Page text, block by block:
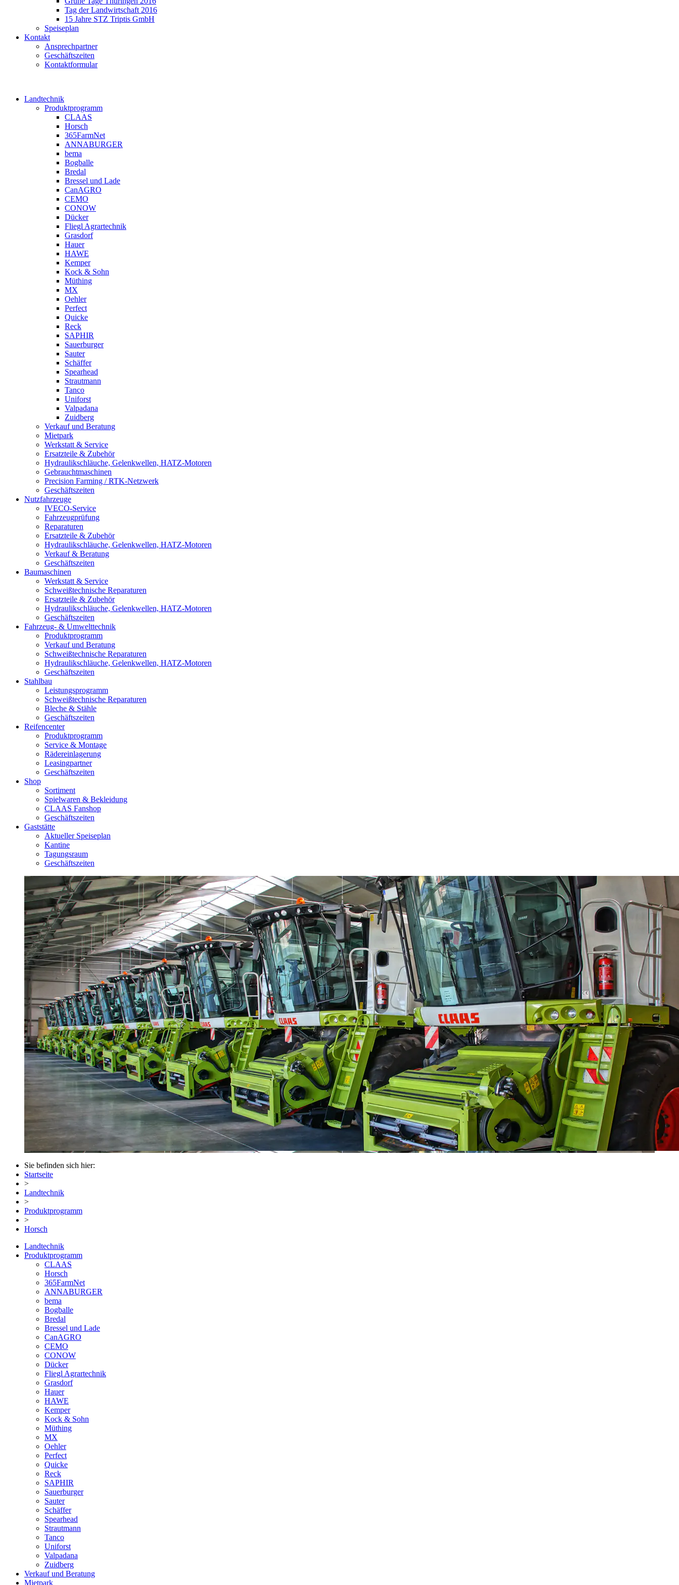
Tag der Landwirtschaft 2016
15 Jahre STZ Triptis GmbH
Speiseplan
Kontakt
Ansprechpartner
Geschäftszeiten
Kontaktformular
Landtechnik
Produktprogramm
CLAAS
Horsch
365FarmNet
ANNABURGER
bema
Bogballe
Bredal
Bressel und Lade
CanAGRO
CEMO
CONOW
Dücker
Fliegl Agrartechnik
Grasdorf
Hauer
HAWE
Kemper
Kock & Sohn
Müthing
MX
Oehler
Perfect
Quicke
Reck
SAPHIR
Sauerburger
Sauter
Schäffer
Spearhead
Strautmann
Tanco
Uniforst
Valpadana
Zuidberg
Verkauf und Beratung
Mietpark
Werkstatt & Service
Ersatzteile & Zubehör
Hydraulikschläuche, Gelenkwellen, HATZ-Motoren
Gebrauchtmaschinen
Precision Farming / RTK-Netzwerk
Geschäftszeiten
Nutzfahrzeuge
IVECO-Service
Fahrzeugprüfung
Reparaturen
Ersatzteile & Zubehör
Hydraulikschläuche, Gelenkwellen, HATZ-Motoren
Verkauf & Beratung
Geschäftszeiten
Baumaschinen
Werkstatt & Service
Schweißtechnische Reparaturen
Ersatzteile & Zubehör
Hydraulikschläuche, Gelenkwellen, HATZ-Motoren
Geschäftszeiten
Fahrzeug- & Umwelttechnik
Produktprogramm
Verkauf und Beratung
Schweißtechnische Reparaturen
Hydraulikschläuche, Gelenkwellen, HATZ-Motoren
Geschäftszeiten
Stahlbau
Leistungsprogramm
Schweißtechnische Reparaturen
Bleche & Stähle
Geschäftszeiten
Reifencenter
Produktprogramm
Service & Montage
Rädereinlagerung
Leasingpartner
Geschäftszeiten
Shop
Sortiment
Spielwaren & Bekleidung
CLAAS Fanshop
Geschäftszeiten
Gaststätte
Aktueller Speiseplan
Kantine
Tagungsraum
Geschäftszeiten
Sie befinden sich hier:
Startseite
>
Landtechnik
>
Produktprogramm
>
Horsch
Landtechnik
Produktprogramm
CLAAS
Horsch
365FarmNet
ANNABURGER
bema
Bogballe
Bredal
Bressel und Lade
CanAGRO
CEMO
CONOW
Dücker
Fliegl Agrartechnik
Grasdorf
Hauer
HAWE
Kemper
Kock & Sohn
Müthing
MX
Oehler
Perfect
Quicke
Reck
SAPHIR
Sauerburger
Sauter
Schäffer
Spearhead
Strautmann
Tanco
Uniforst
Valpadana
Zuidberg
Verkauf und Beratung
Mietpark